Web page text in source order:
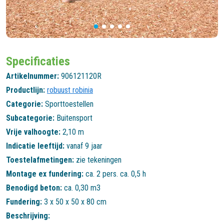
Specificaties
Artikelnummer: 906121120R
Productlijn: robuust robinia
Categorie: Sporttoestellen
Subcategorie: Buitensport
Vrije valhoogte: 2,10 m
Indicatie leeftijd: vanaf 9 jaar
Toestelafmetingen: zie tekeningen
Montage ex fundering: ca. 2 pers. ca. 0,5 h
Benodigd beton: ca. 0,30 m3
Fundering: 3 x 50 x 50 x 80 cm
Beschrijving: